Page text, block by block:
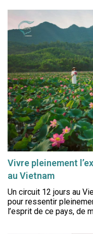
Vivre pleinement
au Vietnam
Un circuit 12 jours au
pour ressentir
l’esprit de ce pays, de